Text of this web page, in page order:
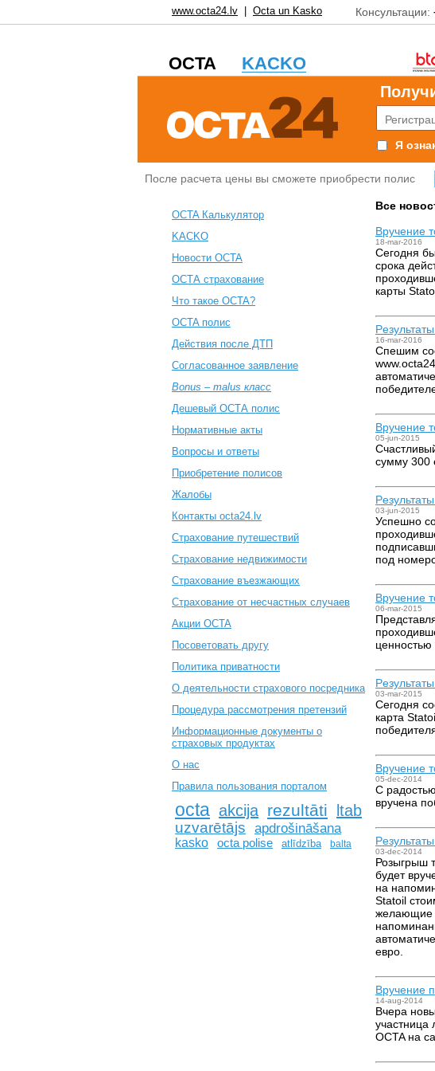
www.octa24.lv Octa un Kasko Консультации:
OCTA KACKO
Я
После расчета цены вы сможете приобрести полис
OCTA Калькулятор
KACKO
Новости OCTA
ОСТА страхование
Что такое OCTA?
ОСTA полис
Действия после ДТП
Согласованное заявление
Bonus – malus класс
Дешевый ОСТА полис
Нормативные акты
Вопросы и ответы
Приобретение полисов
Жалобы
Контакты octa24.lv
Cтрахование путешествий
Cтрахование недвижимости
Страхование въезжающих
Cтрахование от несчастных случаев
Акции OCTA
Посоветовать другу
Политика приватности
О деятельности страхового посредника
Процедура рассмотрения претензий
Информационные документы о
страховых продуктах
О нас
Правила пользования порталом
octa akcija rezultāti ltab
uzvarētājs apdrošināšana
kasko octa polise atlīdzība balta
Все
Вручение
18-mar-2016
Сегодня
срока
карты
16-mar-2016
Cпешим
Вручение
05-jun-2015
сумму 300
03-jun-2015
Успешно
под
Вручение
06-mar-2015
03-mar-2015
Сегодня
карта
Вручение
05-dec-2014
C
вручена
03-dec-2014
Розыгрыш
будет
на
Statoil
желающие
евро.
Вручение
14-aug-2014
Вчера
участница
OCTA на